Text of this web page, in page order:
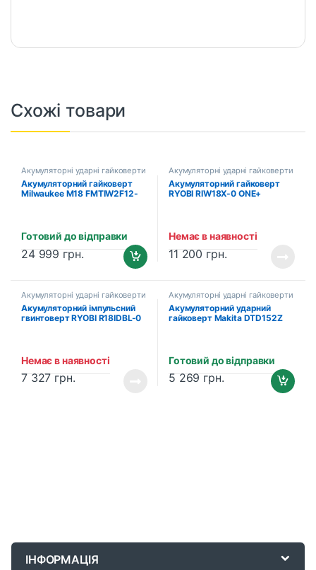
Схожі товари
Акумуляторні ударні гайковерти
та імпакти
Акумуляторний гайковерт
Milwaukee M18 FMTIW2F12-
Готовий до відправки
24 999 грн.
Акумуляторні ударні гайковерти
та імпакти
Акумуляторний гайковерт
RYOBI RIW18X-0 ONE+
Немає в наявності
11 200 грн.
Акумуляторні ударні гайковерти
та імпакти
Акумуляторний імпульсний
гвинтоверт RYOBI R18IDBL-0
Немає в наявності
7 327 грн.
Акумуляторні ударні гайковерти
та імпакти
Акумуляторний ударний
гайковерт Makita DTD152Z
Готовий до відправки
5 269 грн.
ІНФОРМАЦІЯ